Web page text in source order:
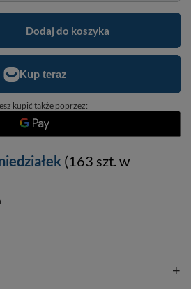
Dodaj do koszyka
kupić także poprzez:
(163 szt. w